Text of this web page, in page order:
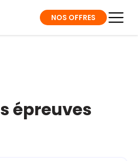
NOS OFFRES
épreuves